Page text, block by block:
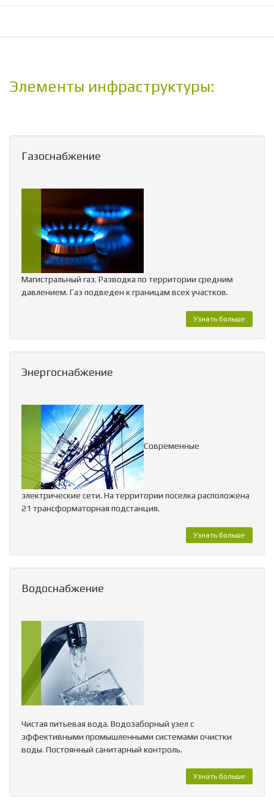
Элементы инфраструктуры:
Газоснабжение
Магистральный газ. Разводка по территории средним
давлением. Газ подведен к границам всех участков.
Узнать больше
Энергоснабжение
Современные
электрические сети. На территории поселка расположена
21 трансформаторная подстанция.
Узнать больше
Водоснабжение
Чистая питьевая вода. Водозаборный узел с
эффективными промышленными системами очистки
воды. Постоянный санитарный контроль.
Узнать больше